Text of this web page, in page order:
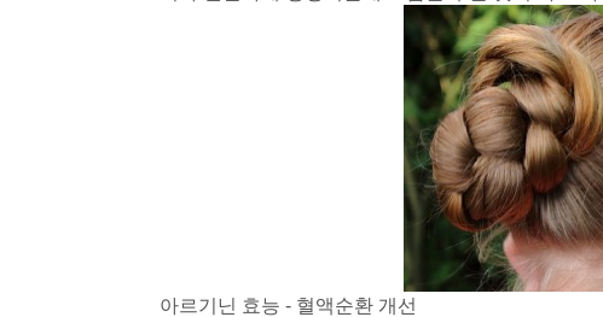
아르기닌 효능 - 혈액순환 개선